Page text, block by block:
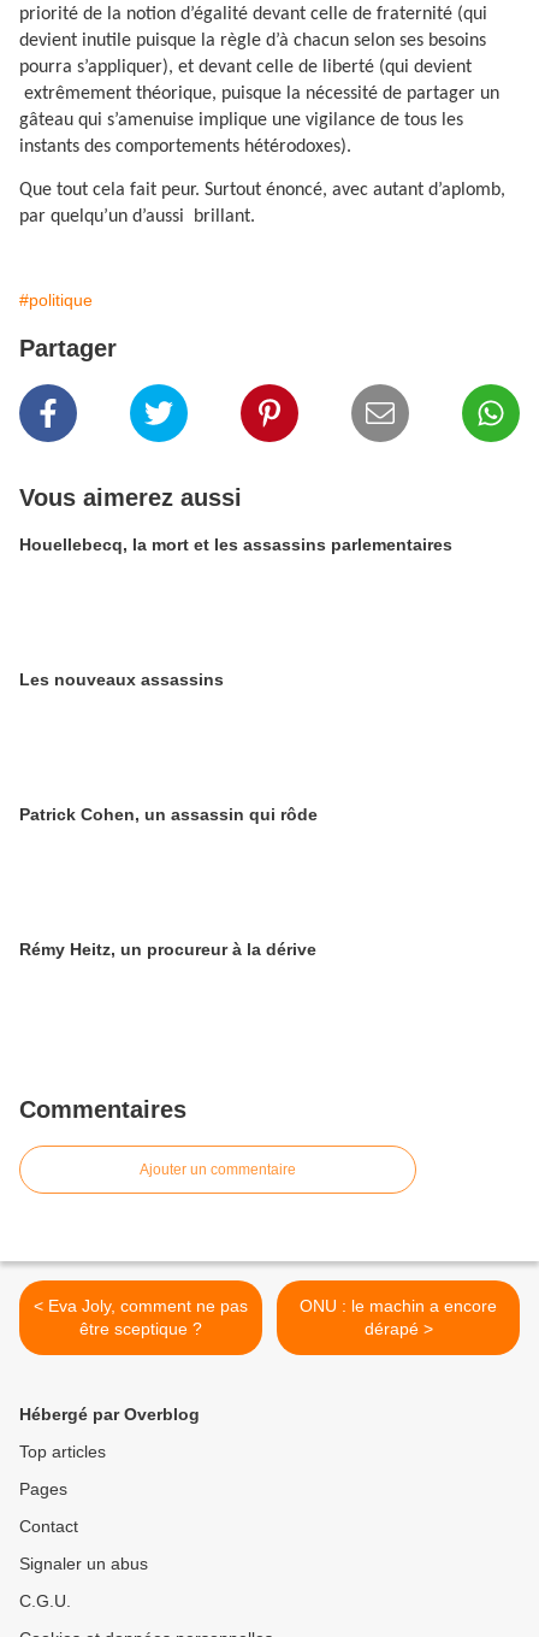
priorité de la notion d’égalité devant celle de fraternité (qui
devient inutile puisque la règle d’à chacun selon ses besoins
pourra s’appliquer), et devant celle de liberté (qui devient
extrêmement théorique, puisque la nécessité de partager un
gâteau qui s’amenuise implique une vigilance de tous les
instants des comportements hétérodoxes).
Que tout cela fait peur. Surtout énoncé, avec autant d’aplomb,
par quelqu’un d’aussi
brillant.
#politique
Partager
Vous aimerez aussi
Houellebecq, la mort et les assassins parlementaires
Les nouveaux assassins
Patrick Cohen, un assassin qui rôde
Rémy Heitz, un procureur à la dérive
Commentaires
Ajouter un commentaire
< Eva Joly, comment ne pas
être sceptique ?
ONU : le machin a encore
dérapé >
Hébergé par Overblog
Top articles
Pages
Contact
Signaler un abus
C.G.U.